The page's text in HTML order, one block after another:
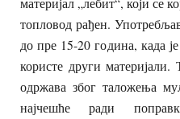
топловод рађен.
до пре 15-20 година, када
користе други
одржава због таложења
најчешће ради